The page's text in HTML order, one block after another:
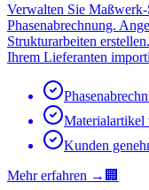
Verwalten Sie
Phasenabrechnung.
Strukturarbeiten
Ihrem Lieferanten
Materialartikel
Kunden
Mehr erfahren → 🏢